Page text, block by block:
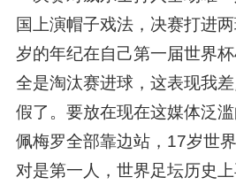
国上演帽子戏法，决赛打进
岁的年纪在自己第一届世界
全是淘汰赛进球，这表现我
假了。要放在现在这媒体泛
佩梅罗全部靠边站，17岁世
对是第一人，世界足坛历史